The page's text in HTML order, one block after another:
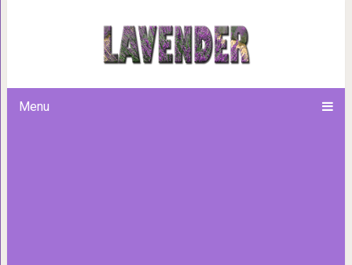
Menu
12 способов